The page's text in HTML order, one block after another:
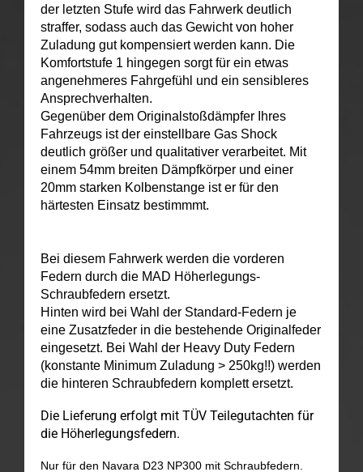
der letzten Stufe wird das Fahrwerk deutlich
straffer, sodass auch das Gewicht von hoher
Zuladung gut kompensiert werden kann. Die
Komfortstufe 1 hingegen sorgt für ein etwas
angenehmeres Fahrgefühl und ein sensibleres
Ansprechverhalten.
Gegenüber dem Originalstoßdämpfer Ihres
Fahrzeugs ist der einstellbare Gas Shock
deutlich größer und qualitativer verarbeitet. Mit
einem 54mm breiten Dämpfkörper und einer
20mm starken Kolbenstange ist er für den
härtesten Einsatz bestimmmt.
Bei diesem Fahrwerk werden die vorderen
Federn durch die MAD Höherlegungs-
Schraubfedern ersetzt.
Hinten wird bei Wahl der Standard-Federn je
eine Zusatzfeder in die bestehende Originalfeder
eingesetzt. Bei Wahl der Heavy Duty Federn
(konstante Minimum Zuladung > 250kg!!) werden
die hinteren Schraubfedern komplett ersetzt.
Die Lieferung erfolgt mit TÜV Teilegutachten für
die Höherlegungsfedern.
Nur für den Navara D23 NP300 mit Schraubfedern.